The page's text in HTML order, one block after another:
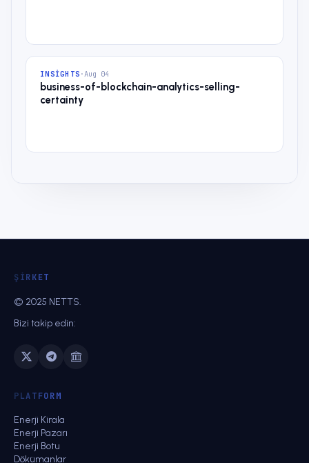
INSIGHTS ·Aug 04
business-of-blockchain-analytics-selling-
certainty
ŞIRKET
© 2025 NETTS.
Bizi takip edin:
PLATFORM
Enerji Kirala
Enerji Pazarı
Enerji Botu
Dökümanlar